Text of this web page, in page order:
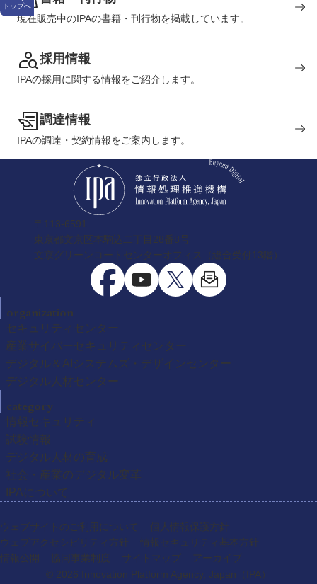
トップへ
現在販売中のIPAの書籍・刊行物を掲載しています。
採用情報
IPAの採用に関する情報をご紹介します。
調達情報
IPAの調達・契約情報をご案内します。
〒113-6591
東京都文京区本駒込二丁目28番8号
文京グリーンコートセンターオフィス（総合受付13階）
organization
セキュリティセンター
産業サイバーセキュリティセンター
デジタル＆AIシステムズ・デザインセンター
デジタル人材センター
category
情報セキュリティ
試験情報
デジタル人材の育成
社会・産業のデジタル変革
IPAについて
ウェブサイトのご利用について
個人情報保護方針
ウェブアクセシビリティ方針
情報セキュリティ基本方針
情報公開
協同事業制度 サイトマップ
アーカイブ
© 2026 Innovation Platform Agency, Japan （IPA）